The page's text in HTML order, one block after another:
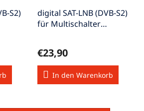
S2)
digital SAT-LNB (DVB-S2)
für Multischalter
€23,90
In den Warenkorb